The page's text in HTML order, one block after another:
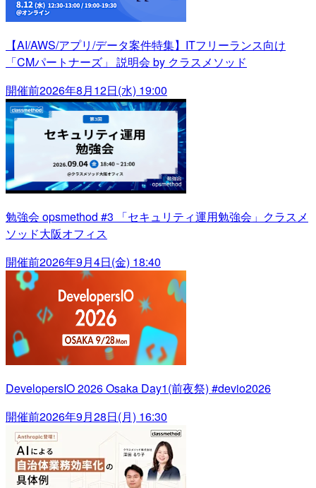
【AI/AWS/アプリ/データ案件特集】ITフリーランス向け
「CMパートナーズ」 説明会 by クラスメソッド
開催前2026年8月12日(水) 19:00
勉強会 opsmethod #3 「セキュリティ運用勉強会」クラスメ
ソッド大阪オフィス
開催前2026年9月4日(金) 18:40
DevelopersIO 2026 Osaka Day1(前夜祭) #devio2026
開催前2026年9月28日(月) 16:30